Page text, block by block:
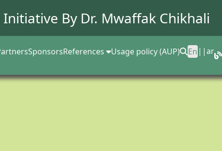
Initiative By Dr. Mwaffak Chikhali
SponsorsReferences Usage policy (AUP) En ||ar